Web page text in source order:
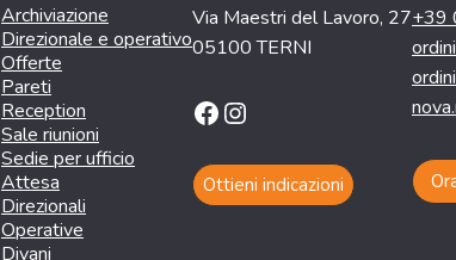
Archiviazione
Direzionale e operativo
Offerte
Pareti
Reception
Sale riunioni
Sedie per ufficio
Attesa
Direzionali
Operative
Divani
Via Maestri del Lavoro, 27
05100 TERNI
Facebook
Instagram
Ottieni indicazioni
+39